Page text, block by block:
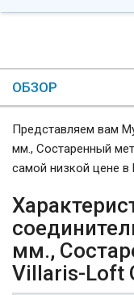
ОБЗОР
Представляем вам
мм., Состаренный
самой низкой цене в
мм.,
Villaris-Loft